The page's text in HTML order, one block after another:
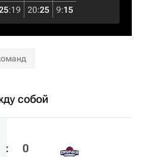
:19 20:25 9:15
собой
: 0